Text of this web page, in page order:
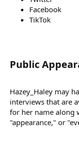
Facebook
TikTok
Public
Hazey_Haley may
interviews that are
for her name along
"appearance," or